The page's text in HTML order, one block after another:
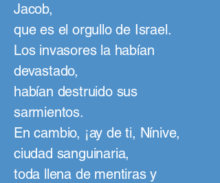
Jacob,
que es el orgullo de Israel.
Los invasores la habían
devastado,
habían destruido sus
sarmientos.
En cambio, ¡ay de ti, Nínive,
ciudad sanguinaria,
toda llena de mentiras y